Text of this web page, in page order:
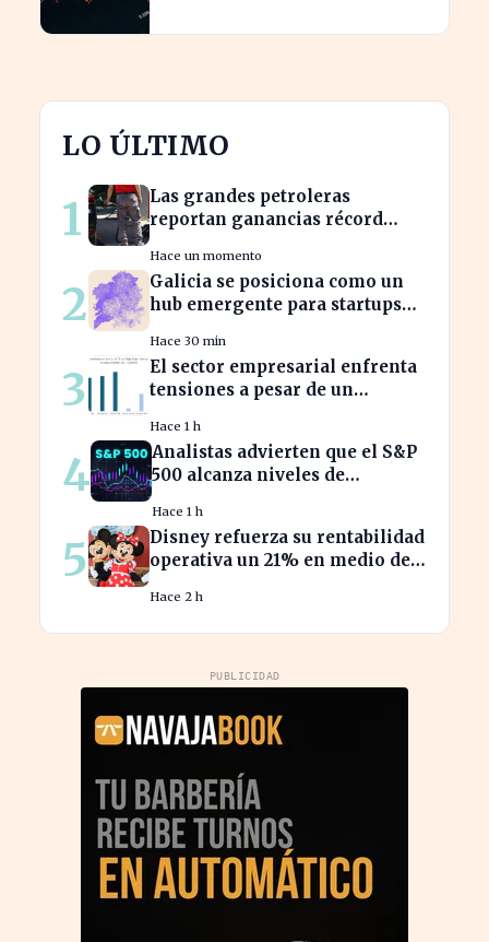
LO ÚLTIMO
1
Las grandes petroleras
reportan ganancias récord
Irán
Hace un momento
2
Galicia se posiciona como un
hub emergente para startups
Hace 30 min
3
El sector empresarial enfrenta
tensiones a pesar de un
semestre
Hace 1 h
4
Analistas advierten que el S&P
500 alcanza niveles de
Hace 1 h
5
Disney refuerza su rentabilidad
operativa un 21% en medio de
Hace 2 h
PUBLICIDAD